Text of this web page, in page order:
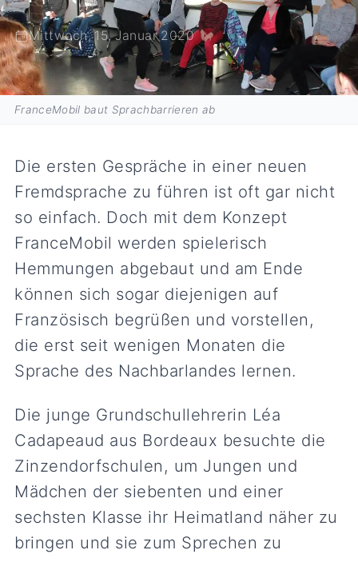
Mittwoch, 15. Januar 2020
FranceMobil baut Sprachbarrieren ab
Die ersten Gespräche in einer neuen
Fremdsprache zu führen ist oft gar nicht
so einfach. Doch mit dem Konzept
FranceMobil werden spielerisch
Hemmungen abgebaut und am Ende
können sich sogar diejenigen auf
Französisch begrüßen und vorstellen,
die erst seit wenigen Monaten die
Sprache des Nachbarlandes lernen.
Die junge Grundschullehrerin Léa
Cadapeaud aus Bordeaux besuchte die
Zinzendorfschulen, um Jungen und
Mädchen der siebenten und einer
sechsten Klasse ihr Heimatland näher zu
bringen und sie zum Sprechen zu